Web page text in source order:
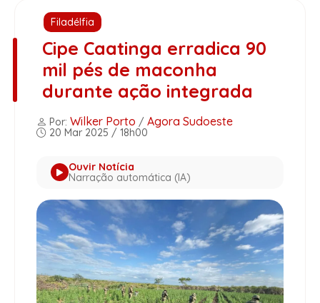
Filadélfia
Cipe Caatinga erradica 90
mil pés de maconha
durante ação integrada
Por: Wilker Porto / Agora Sudoeste
20 Mar 2025 / 18h00
Ouvir Notícia
Narração automática (IA)